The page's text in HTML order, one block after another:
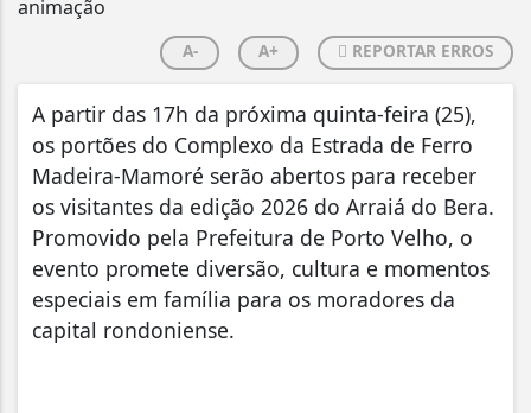
A- A+ REPORTAR ERROS
A partir das 17h da próxima quinta-feira (25),
os portões do Complexo da Estrada de Ferro
Madeira-Mamoré serão abertos para receber
os visitantes da edição 2026 do Arraiá do Bera.
Promovido pela Prefeitura de Porto Velho, o
evento promete diversão, cultura e momentos
especiais em família para os moradores da
capital rondoniense.